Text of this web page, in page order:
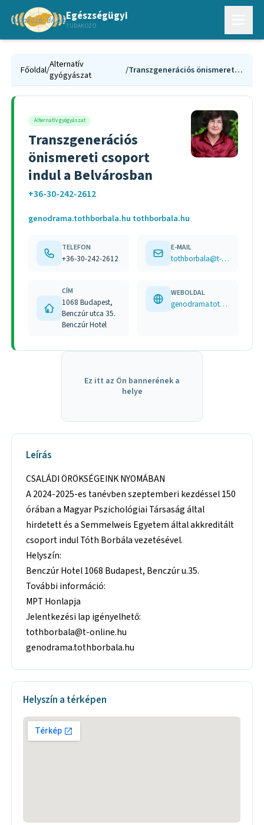
Egészségügyi
TUDAKOZÓ
Főoldal/Alternatív
gyógyászat
/ Transzgenerációs önismereti csoport indul a Belvárosban
Alternatív gyógyászat
Transzgenerációs
önismereti csoport
indul a Belvárosban
+36-30-242-2612
genodrama.tothborbala.hu tothborbala.hu
TELEFON
+36-30-242-2612
E-MAIL
tothborbala@t-online.hu
CÍM
1068 Budapest,
Benczúr utca 35.
Benczúr Hotel
WEBOLDAL
genodrama.tothborbala.hu tothborbala.hu
Ez itt az Ön bannerének a
helye
Leírás
CSALÁDI ÖRÖKSÉGEINK NYOMÁBAN
A 2024-2025-es tanévben szeptemberi kezdéssel 150
órában a Magyar Pszichológiai Társaság által
hirdetett és a Semmelweis Egyetem által akkreditált
csoport indul Tóth Borbála vezetésével.
Helyszín:
Benczúr Hotel 1068 Budapest, Benczúr u.35.
További információ:
MPT Honlapja
Jelentkezési lap igényelhető:
tothborbala@t-online.hu
genodrama.tothborbala.hu
Helyszín a térképen